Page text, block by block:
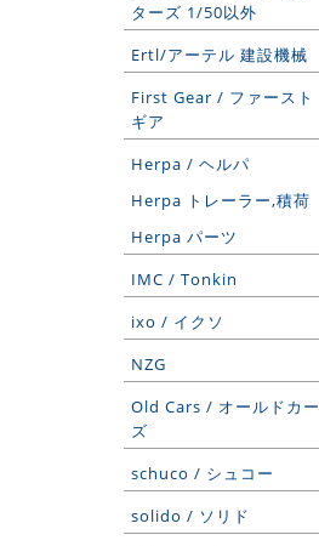
ターズ 1/50以外
Ertl/アーテル 建設機械
First Gear / ファースト
ギア
Herpa / ヘルパ
Herpa トレーラー,積荷
Herpa パーツ
IMC / Tonkin
ixo / イクソ
NZG
Old Cars / オールドカー
ズ
schuco / シュコー
solido / ソリド